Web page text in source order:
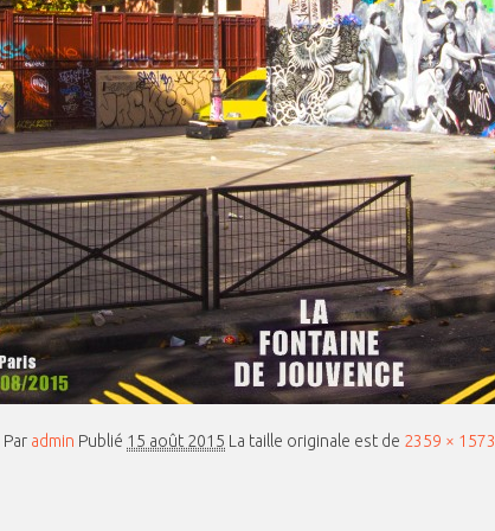
Par admin Publié 15 août 2015 La taille originale est de 2359 × 1573